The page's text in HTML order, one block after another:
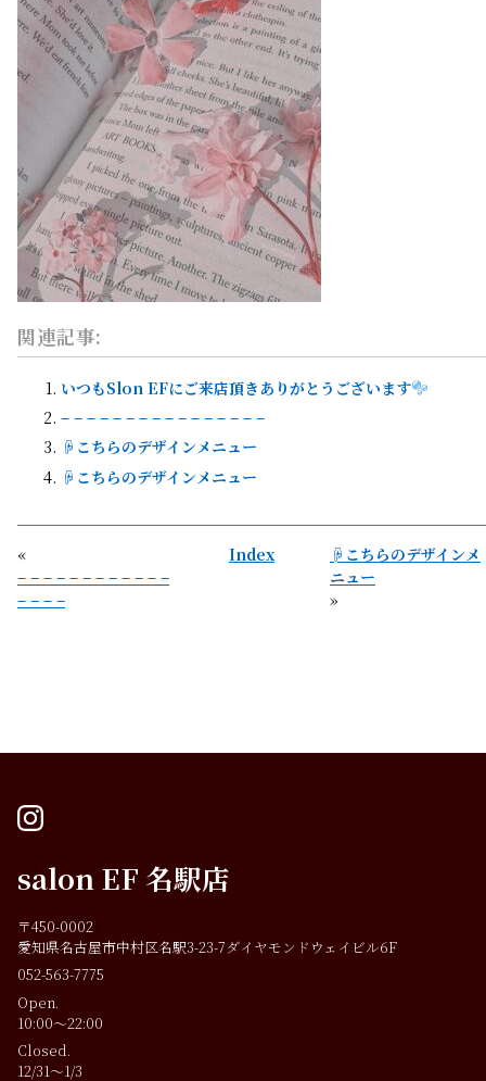
関連記事:
いつもSlon EFにご来店頂きありがとうございます
– – – – – – – – – – – – – – – –
☟こちらのデザインメニュー
☟こちらのデザインメニュー
«
– – – – – – – – – – – –
– – – –
Index
☟こちらのデザインメ
ニュー
»
instagram
salon EF 名駅店
〒450-0002
愛知県名古屋市中村区名駅3-23-7ダイヤモンドウェイビル6F
052-563-7775
Open.
10:00～22:00
Closed.
12/31～1/3